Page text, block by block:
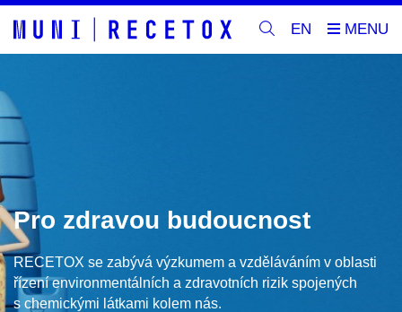
EN
Pro zdravou budoucnost
RECETOX se zabývá výzkumem a vzděláváním v oblasti
řízení environmentálních a zdravotních rizik spojených
s chemickými látkami kolem nás.